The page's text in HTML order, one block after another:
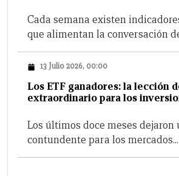
Cada semana existen
que alimentan la conversación
13 Julio 2026, 00:00
Los ETF ganadores: la lección
extraordinario para los
Los últimos doce meses dejaron
contundente para los mercados...